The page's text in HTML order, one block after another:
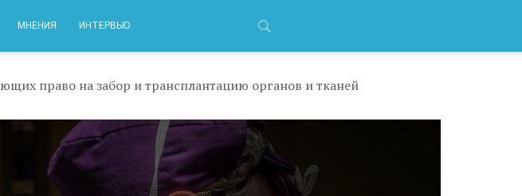
МНЕНИЯ ИНТЕРВЬЮ
право на забор и трансплантацию органов и тканей